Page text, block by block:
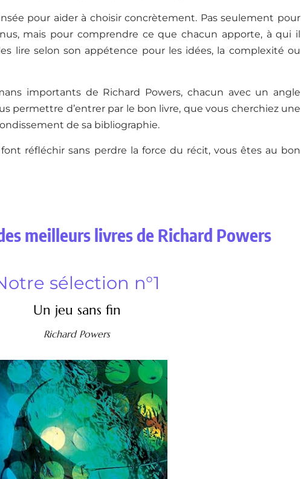
pour aider à choisir concrètement. Pas seulement pour
mais pour comprendre ce que chacun apporte, à qui il
lire selon son appétence pour les idées, la complexité ou
importants de Richard Powers, chacun avec un angle
permettre d’entrer par le bon livre, que vous cherchiez une
de sa bibliographie.
réfléchir sans perdre la force du récit, vous êtes au bon
meilleurs livres de Richard Powers
sélection n°1
Un jeu sans fin
Richard Powers